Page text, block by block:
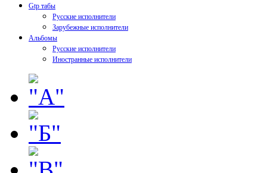
Gtp табы
Русские исполнители
Зарубежные исполнители
Альбомы
Русские исполнители
Иностранные исполнители